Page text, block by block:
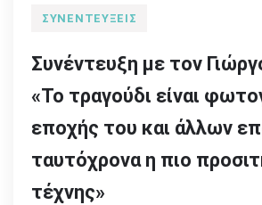
ΣΥΝΕΝΤΕΎΞΕΙΣ
Συνέντευξη με τον
«Το τραγούδι είναι
εποχής του και άλλων
ταυτόχρονα η πιο
τέχνης»